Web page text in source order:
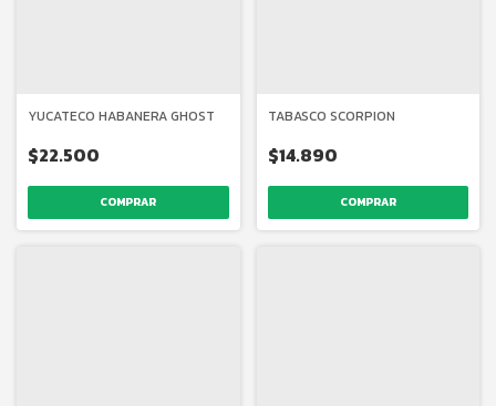
YUCATECO HABANERA GHOST
$22.500
TABASCO SCORPION
$14.890